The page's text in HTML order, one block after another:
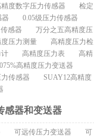
度数字压力传感器
检定
器
0.05级压力传感器
感器
万分之五高精度压
压力测量
高精度压力检
高精度压力表
高精
高精度压力变送器
传感器
SUAY12高精度
感器和变送器
可远传压力变送器
可